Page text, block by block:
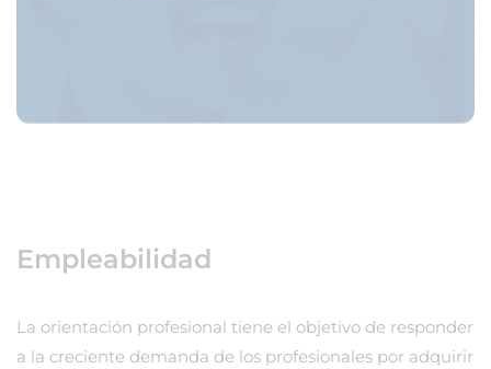
Empleabilidad
La orientación profesional tiene el objetivo de responder
a la creciente demanda de los profesionales por adquirir